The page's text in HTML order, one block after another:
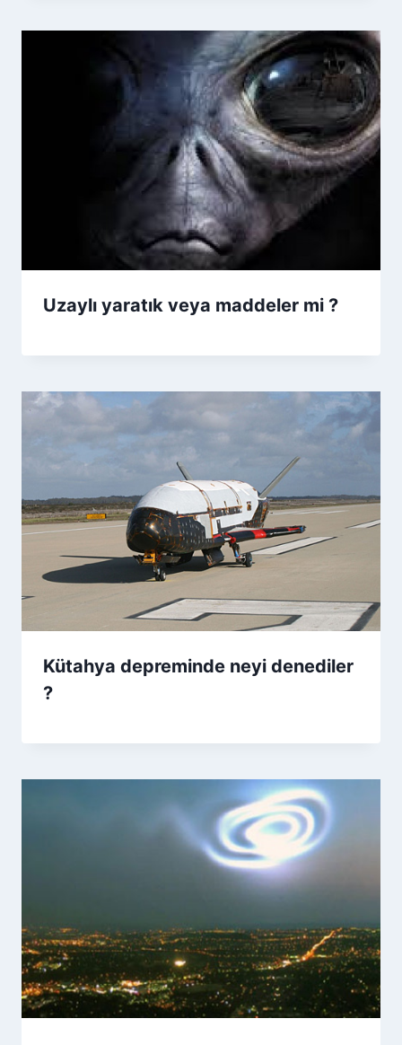
Uzaylı yaratık veya maddeler mi ?
Kütahya depreminde neyi denediler
?